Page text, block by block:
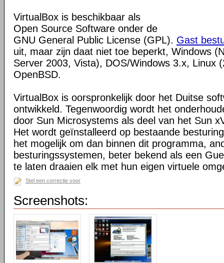
VirtualBox is beschikbaar als
Open Source Software onder de
GNU General Public License (GPL). Gast
uit, maar zijn daat niet toe beperkt, Windows
Server 2003, Vista), DOS/Windows 3.x, Linux
OpenBSD.
VirtualBox is oorspronkelijk door het Duitse
ontwikkeld. Tegenwoordig wordt het
door Sun Microsystems als deel van het Sun
Het wordt geïnstalleerd op bestaande
het mogelijk om dan binnen dit programma,
besturingssystemen, beter bekend als een
te laten draaien elk met hun eigen virtuele
Stel een correctie voor
Screenshots: